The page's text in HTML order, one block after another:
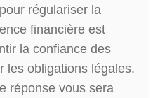
régulariser la
financière est
la confiance des
les obligations légales.
réponse vous sera